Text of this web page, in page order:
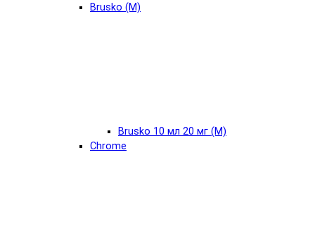
Brusko (М)
Brusko 10 мл 20 мг (М)
Chrome